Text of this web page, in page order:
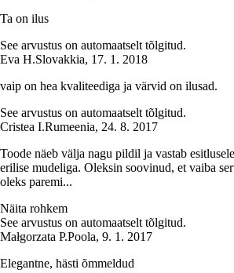
Ta on ilus
See arvustus on automaatselt tõlgitud.
Eva H.Slovakkia, 17. 1. 2018
vaip on hea kvaliteediga ja värvid on ilusad.
See arvustus on automaatselt tõlgitud.
Cristea I.Rumeenia, 24. 8. 2017
Toode näeb välja nagu pildil ja vastab
erilise mudeliga. Oleksin soovinud, et vaiba
oleks paremi...
Näita rohkem
See arvustus on automaatselt tõlgitud.
Małgorzata P.Poola, 9. 1. 2017
Elegantne, hästi õmmeldud